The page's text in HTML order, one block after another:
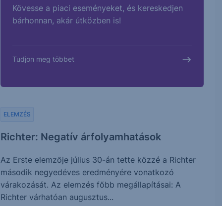
Kövesse a piaci eseményeket, és kereskedjen
bárhonnan, akár útközben is!
Tudjon meg többet
Richter: Negatív árfolyamhatások
ELEMZÉS
Az Erste elemzője július 30-án tette közzé a Richter
második negyedéves eredményére vonatkozó
várakozását. Az elemzés főbb megállapításai: A
Richter várhatóan augusztus...